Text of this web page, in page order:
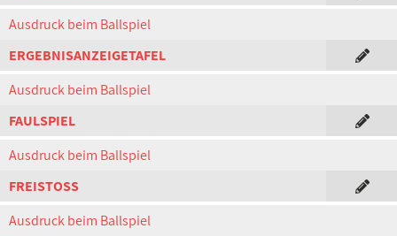
Ausdruck beim Ballspiel
ERGEBNISANZEIGETAFEL
Ausdruck beim Ballspiel
FAULSPIEL
Ausdruck beim Ballspiel
FREISTOSS
Ausdruck beim Ballspiel